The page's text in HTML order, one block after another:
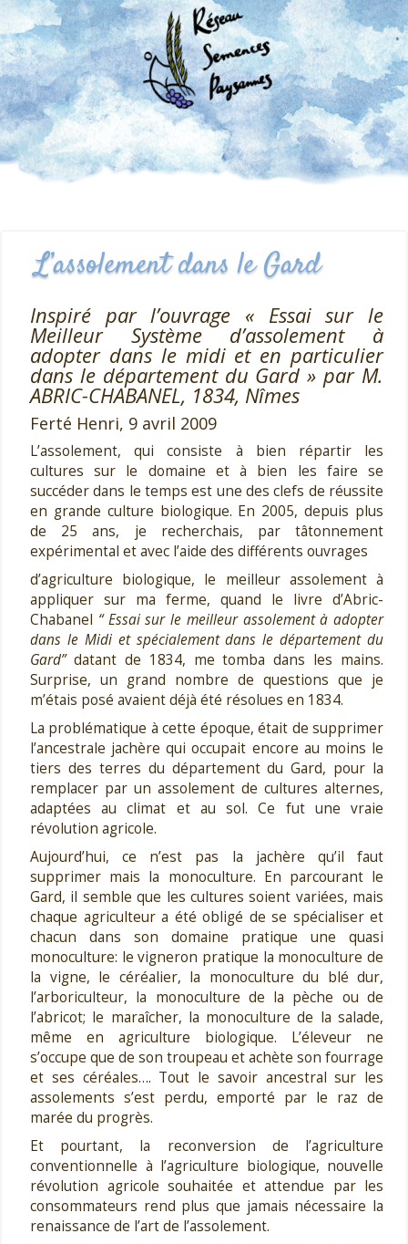
L’assolement dans le Gard
Inspiré par l’ouvrage « Essai sur le
Meilleur Système d’assolement à
adopter dans le midi et en particulier
dans le département du Gard » par M.
ABRIC-CHABANEL, 1834, Nîmes
Ferté Henri, 9 avril 2009
L’assolement, qui consiste à bien répartir les
cultures sur le domaine et à bien les faire se
succéder dans le temps est une des clefs de réussite
en grande culture biologique. En 2005, depuis plus
de 25 ans, je recherchais, par tâtonnement
expérimental et avec l’aide des différents ouvrages
d’agriculture biologique, le meilleur assolement à
appliquer sur ma ferme, quand le livre d’Abric-
Chabanel “ Essai sur le meilleur assolement à adopter
dans le Midi et spécialement dans le département du
Gard”datant de 1834, me tomba dans les mains.
Surprise, un grand nombre de questions que je
m’étais posé avaient déjà été résolues en 1834.
La problématique à cette époque, était de supprimer
l’ancestrale jachère qui occupait encore au moins le
tiers des terres du département du Gard, pour la
remplacer par un assolement de cultures alternes,
adaptées au climat et au sol. Ce fut une vraie
révolution agricole.
Aujourd’hui, ce n’est pas la jachère qu’il faut
supprimer mais la monoculture. En parcourant le
Gard, il semble que les cultures soient variées, mais
chaque agriculteur a été obligé de se spécialiser et
chacun dans son domaine pratique une quasi
monoculture: le vigneron pratique la monoculture de
la vigne, le céréalier, la monoculture du blé dur,
l’arboriculteur, la monoculture de la pèche ou de
l’abricot; le maraîcher, la monoculture de la salade,
même en agriculture biologique. L’éleveur ne
s’occupe que de son troupeau et achète son fourrage
et ses céréales…. Tout le savoir ancestral sur les
assolements s’est perdu, emporté par le raz de
marée du progrès.
Et pourtant, la reconversion de l’agriculture
conventionnelle à l’agriculture biologique, nouvelle
révolution agricole souhaitée et attendue par les
consommateurs rend plus que jamais nécessaire la
renaissance de l’art de l’assolement.